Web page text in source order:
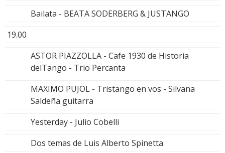
Bailata - BEATA SODERBERG & JUSTANGO
19.00
ASTOR PIAZZOLLA - Cafe 1930 de Historia
delTango - Trio Percanta
MAXIMO PUJOL - Tristango en vos - Silvana
Saldeña guitarra
Yesterday - Julio Cobelli
Dos temas de Luis Alberto Spinetta